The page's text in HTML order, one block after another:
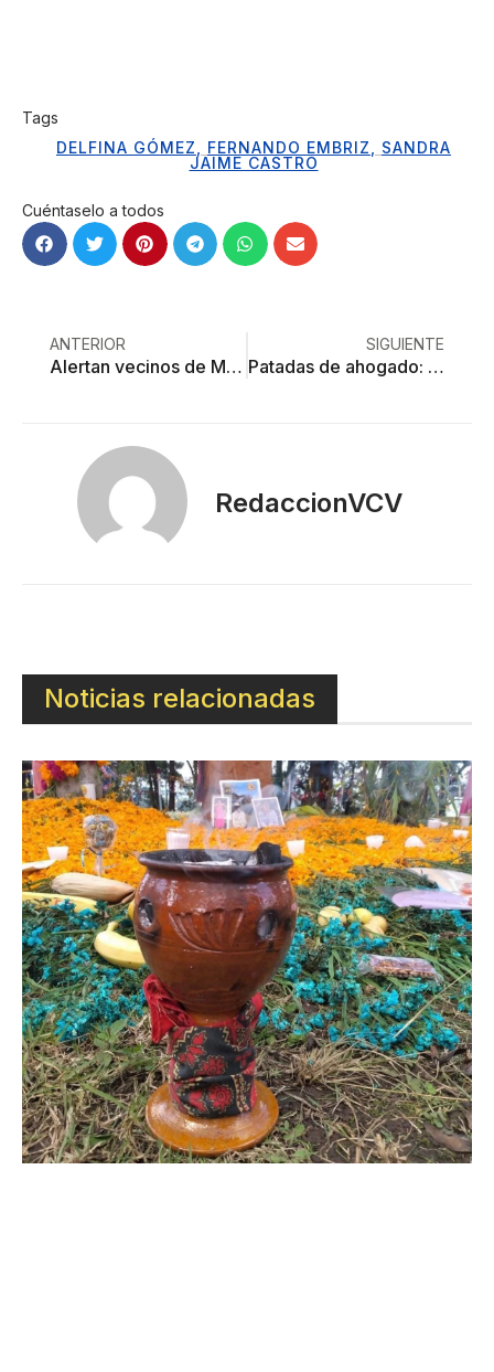
Tags
DELFINA GÓMEZ
FERNANDO EMBRIZ
SANDRA
JAIME CASTRO
Cuéntaselo a todos
ANTERIOR
Alertan vecinos de Metepec por robos en la colonia Agrícola
SIGUIENTE
Patadas de ahogado: la inmigración mexicana llegó para quedarse
RedaccionVCV
Noticias relacionadas